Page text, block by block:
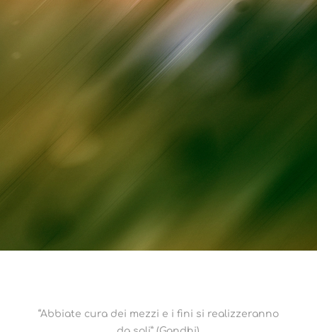
“Abbiate cura dei mezzi e i fini si realizzeranno